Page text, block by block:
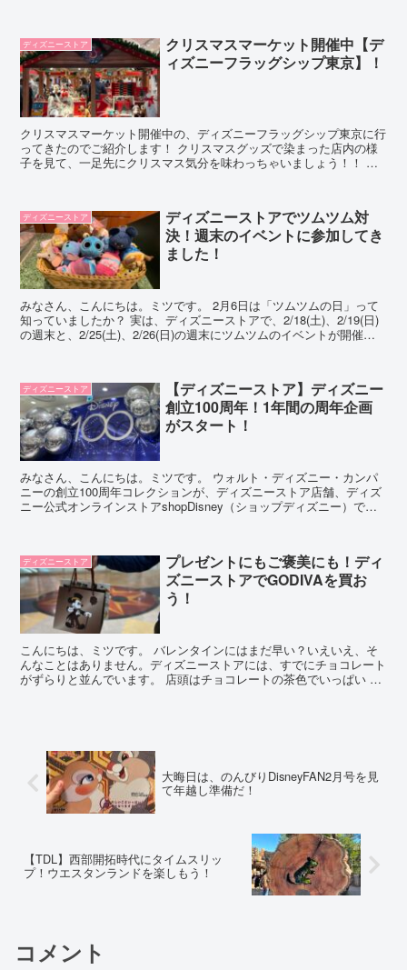
ディズニーストア
クリスマスマーケット開催中【デ
ィズニーフラッグシップ東京】！
クリスマスマーケット開催中の、ディズニーフラッグシップ東京に行
ってきたのでご紹介します！ クリスマスグッズで染まった店内の様
子を見て、一足先にクリスマス気分を味わっちゃいましょう！！ ミ
ディズニーストア
ディズニーストアでツムツム対
決！週末のイベントに参加してき
ました！
みなさん、こんにちは。ミツです。 2月6日は「ツムツムの日」って
知っていましたか？ 実は、ディズニーストアで、2/18(土)、2/19(日)
の週末と、2/25(土)、2/26(日)の週末にツムツムのイベントが開催さ
ディズニーストア
【ディズニーストア】ディズニー
創立100周年！1年間の周年企画
がスタート！
みなさん、こんにちは。ミツです。 ウォルト・ディズニー・カンパ
ニーの創立100周年コレクションが、ディズニーストア店舗、ディズ
ニー公式オンラインストアshopDisney（ショップディズニー）で販
ディズニーストア
プレゼントにもご褒美にも！ディ
ズニーストアでGODIVAを買お
う！
こんにちは、ミツです。 バレンタインにはまだ早い？いえいえ、そ
んなことはありません。ディズニーストアには、すでにチョコレート
がずらりと並んでいます。 店頭はチョコレートの茶色でいっぱい 今
大晦日は、のんびりDisneyFAN2月号を見
て年越し準備だ！
【TDL】西部開拓時代にタイムスリッ
プ！ウエスタンランドを楽しもう！
コメント